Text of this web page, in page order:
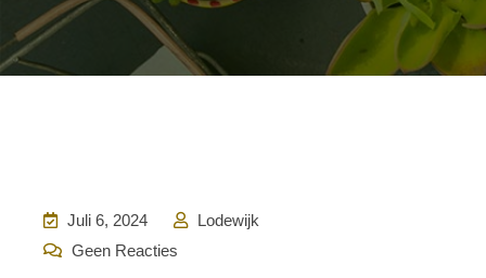
Juli 6, 2024
Lodewijk
Geen Reacties